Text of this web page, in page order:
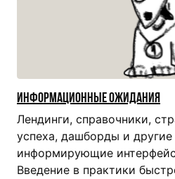
Информационные ожидания
Лендинги, справочники,
успеха, дашборды и другие
информирующие
Введение в практики